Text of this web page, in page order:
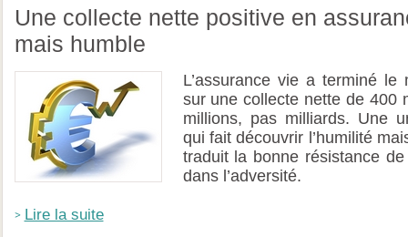
Une collecte nette positive en
mais humble
L’assurance vie a terminé le
sur une collecte nette de 400
millions, pas milliards. Une
qui fait découvrir l’humilité
traduit la bonne résistance de
dans l’adversité.
Lire la suite